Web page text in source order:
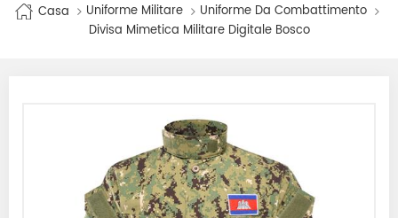
Casa Uniforme Militare
Uniforme Da Combattimento
Divisa Mimetica Militare Digitale Bosco